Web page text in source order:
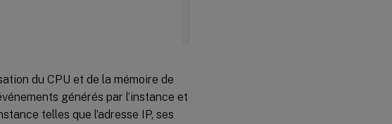
du CPU et de la mémoire de
générés par l’instance et
telles que l’adresse IP, ses